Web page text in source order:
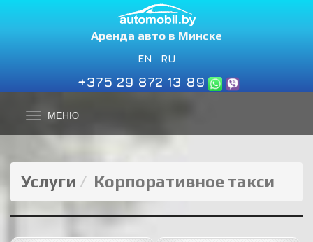
Аренда авто в Минске
EN RU
+375 29 872 13 89
МЕНЮ
Услуги Корпоративное такси